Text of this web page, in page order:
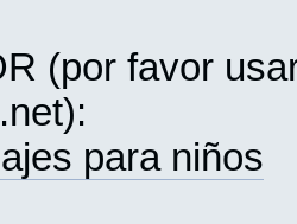
(por favor
para niños